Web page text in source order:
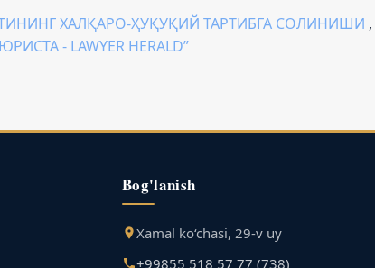
ХАЛҚАРО-ҲУҚУҚИЙ ТАРТИБГА СОЛИНИШИ ,
- LAWYER HERALD”
Bog'lanish
Xamal ko‘chasi, 29-v uy
+99855 518 57 77 (738)